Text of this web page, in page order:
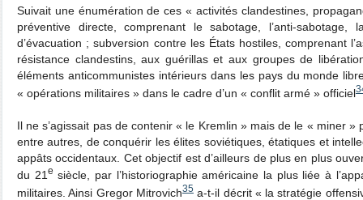
Suivait une énumération de ces « activités clandestines,
préventive directe, comprenant le sabotage, l’anti-sabotage,
d’évacuation ; subversion contre les États hostiles, comprenant
résistance clandestins, aux guérillas et aux groupes de
éléments anticommunistes intérieurs dans les pays du monde
« opérations militaires » dans le cadre d’un « conflit armé » officiel
Il ne s’agissait pas de contenir « le Kremlin » mais de le « miner »
entre autres, de conquérir les élites soviétiques, étatiques et
appâts occidentaux. Cet objectif est d’ailleurs de plus en plus
du 21e siècle, par l’historiographie américaine la plus liée à
militaires. Ainsi Gregor Mitrovich35a-t-il décrit « la stratégie